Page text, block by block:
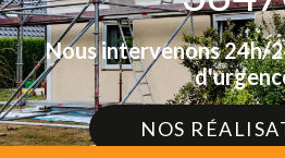
Nous intervenons 24h/
NOS